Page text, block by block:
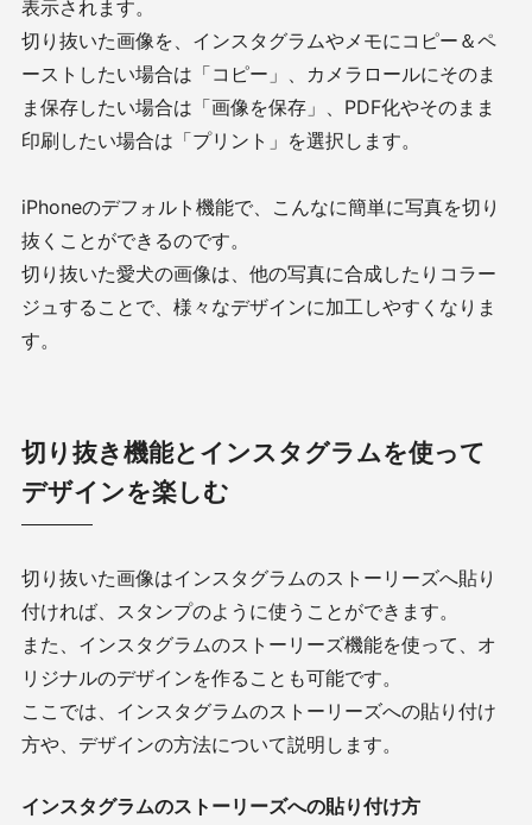
表示されます。
切り抜いた画像を、インスタグラムやメモにコピー＆ペ
ーストしたい場合は「コピー」、カメラロールにそのま
ま保存したい場合は「画像を保存」、PDF化やそのまま
印刷したい場合は「プリント」を選択します。
iPhoneのデフォルト機能で、こんなに簡単に写真を切り
抜くことができるのです。
切り抜いた愛犬の画像は、他の写真に合成したりコラー
ジュすることで、様々なデザインに加工しやすくなりま
す。
切り抜き機能とインスタグラムを使って
デザインを楽しむ
切り抜いた画像はインスタグラムのストーリーズへ貼り
付ければ、スタンプのように使うことができます。
また、インスタグラムのストーリーズ機能を使って、オ
リジナルのデザインを作ることも可能です。
ここでは、インスタグラムのストーリーズへの貼り付け
方や、デザインの方法について説明します。
インスタグラムのストーリーズへの貼り付け方